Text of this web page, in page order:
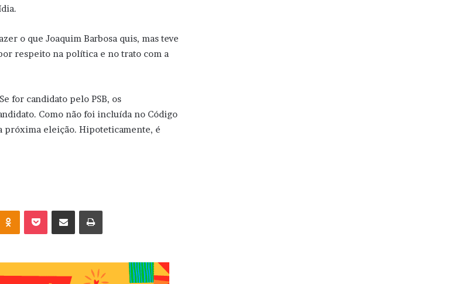
o que Joaquim Barbosa quis, mas teve
respeito na política e no trato com a
for candidato pelo PSB, os
Como não foi incluída no Código
próxima eleição. Hipoteticamente, é
OK